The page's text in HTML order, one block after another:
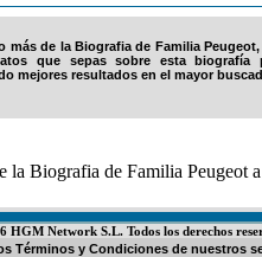
más de la Biografia de Familia
que sepas sobre esta biografía
mejores resultados en el mayor
la Biografia de Familia Peugeot
HGM Network S.L. Todos los derechos
Términos y Condiciones de nuestros